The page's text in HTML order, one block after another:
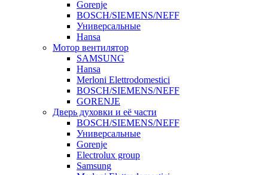
Gorenje
BOSCH/SIEMENS/NEFF
Универсальные
Hansa
Мотор вентилятор
SAMSUNG
Hansa
Merloni Elettrodomestici
BOSCH/SIEMENS/NEFF
GORENJE
Дверь духовки и её части
BOSCH/SIEMENS/NEFF
Универсальные
Gorenje
Electrolux group
Samsung